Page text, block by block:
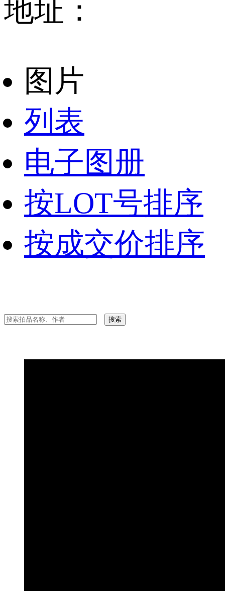
地址：
图片
列表
电子图册
按LOT号排序
按成交价排序